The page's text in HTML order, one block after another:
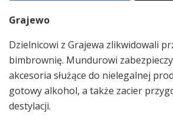
Grajewo
Dzielnicowi z Grajewa zlikwidowali
bimbrownię. Mundurowi
akcesoria służące do nielegalnej
gotowy alkohol, a także zacier
destylacji.